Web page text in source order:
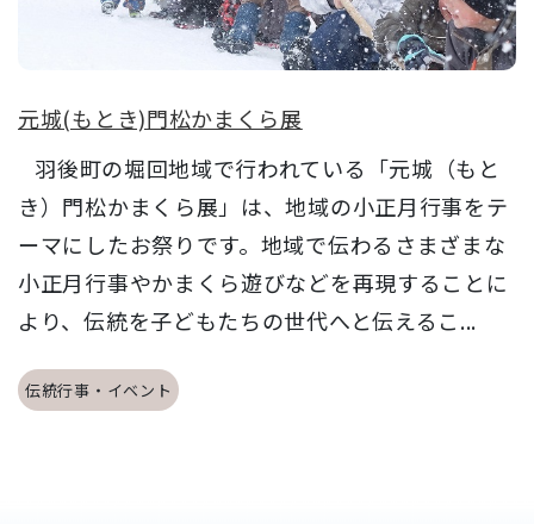
元城(もとき)門松かまくら展
羽後町の堀回地域で行われている「元城（もと
き）門松かまくら展」は、地域の小正月行事をテ
ーマにしたお祭りです。地域で伝わるさまざまな
小正月行事やかまくら遊びなどを再現することに
より、伝統を子どもたちの世代へと伝えるこ...
伝統行事・イベント